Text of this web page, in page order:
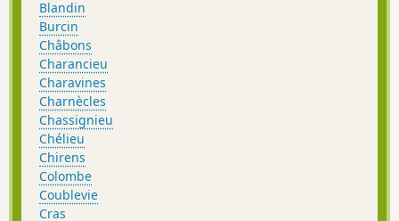
Blandin
Burcin
Châbons
Charancieu
Charavines
Charnècles
Chassignieu
Chélieu
Chirens
Colombe
Coublevie
Cras